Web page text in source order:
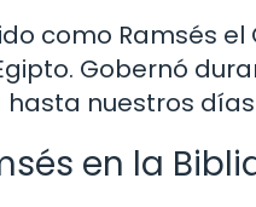
como Ramsés
Gobernó
nuestros
en la